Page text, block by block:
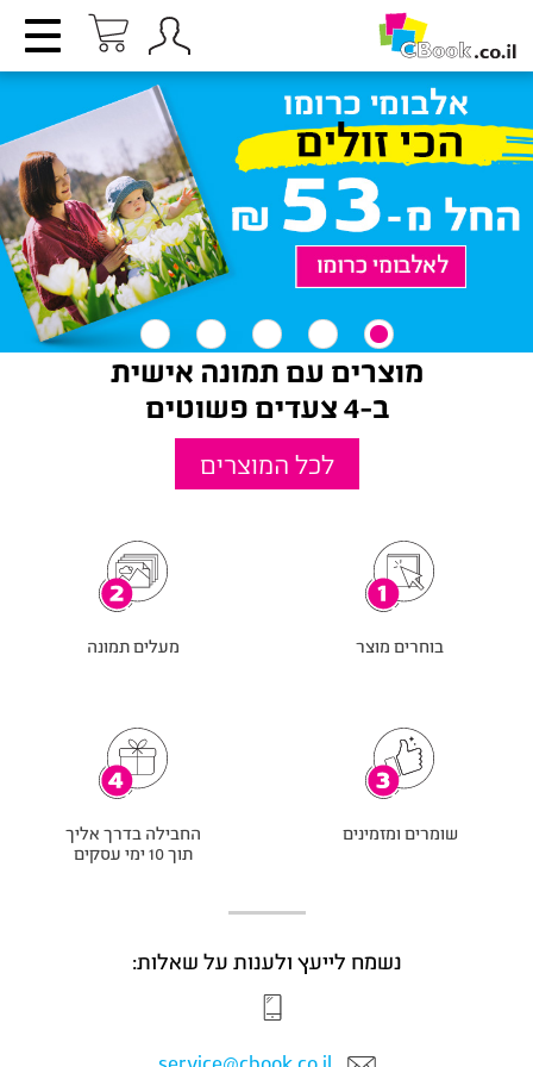
מוצרים עם תמונה אישית
ב-4 צעדים פשוטים
לכל המוצרים
בוחרים מוצר מעלים תמונה
שומרים ומזמינים
החבילה בדרך אליך
תוך 10 ימי עסקים
נשמח לייעץ ולענות על שאלות: